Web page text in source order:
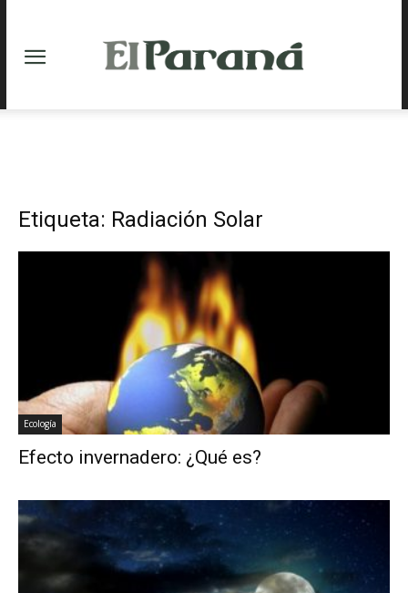
Etiqueta: Radiación Solar
Ecología
Efecto invernadero: ¿Qué es?